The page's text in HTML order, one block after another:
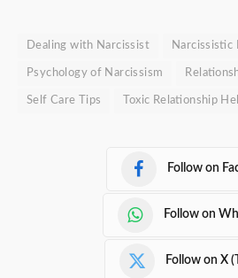
Dealing with Narcissist Narcissistic
Psychology of Narcissism
Self Care Tips Toxic Relationship
Follow on
Follow on
Follow on X